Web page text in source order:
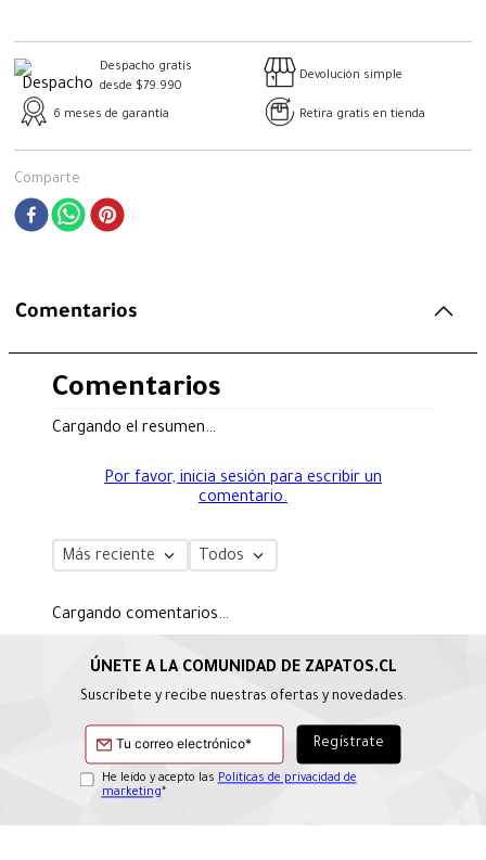
Despacho gratis
desde $79.990
Devolución simple
6 meses de garantía Retira gratis en tienda
Comparte
Comentarios
Comentarios
Cargando el resumen…
Por favor, inicia sesión para escribir un
comentario.
Más reciente Todos
Cargando comentarios…
Suscríbete y recibe nuestras ofertas y novedades.
He leído y acepto las Políticas de privacidad de
marketing*